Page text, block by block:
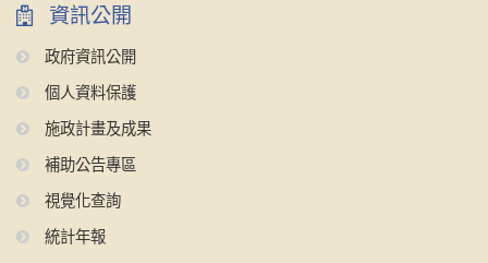
資訊公開
政府資訊公開
個人資料保護
施政計畫及成果
補助公告專區
視覺化查詢
統計年報